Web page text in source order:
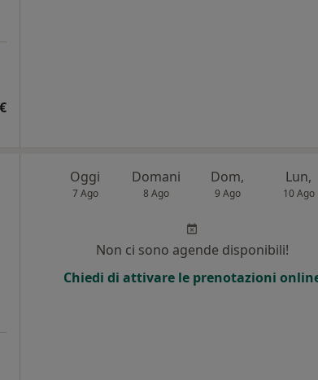
Oggi
7 Ago
Domani
8 Ago
Dom,
9 Ago
Lun,
10 Ago
Non ci sono agende disponibili!
Chiedi di attivare le prenotazioni